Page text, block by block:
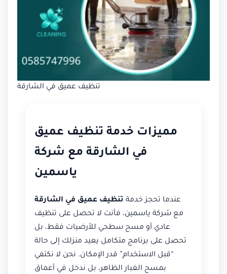
تنظيف عميق في الشارقة
مميزات خدمة تنظيف عميق
في الشارقة مع شركة
ياسمين
عندما تحجز خدمة تنظيف عميق في الشارقة
مع شركة ياسمين، فأنت لا تحصل على تنظيف
عادي أو مسح سطحي للأرضيات فقط، بل
تحصل على برنامج متكامل يعيد منزلك إلى حالة
“قبل الاستخدام” قدر الإمكان. نحن لا نكتفي
بمسح الغبار الظاهر، بل ندخل في أعماق